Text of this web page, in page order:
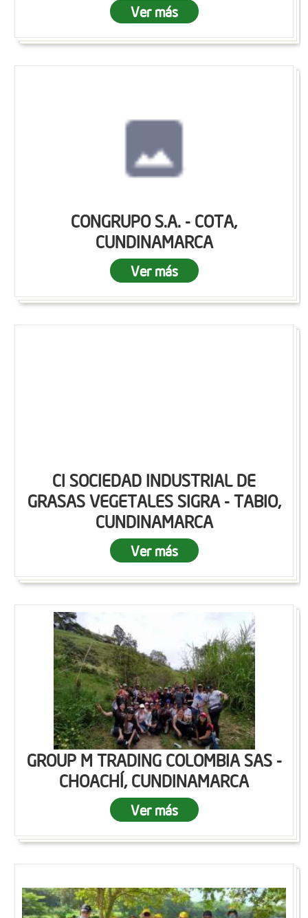
Ver más
CONGRUPO S.A. - COTA,
CUNDINAMARCA
Ver más
CI SOCIEDAD INDUSTRIAL DE
GRASAS VEGETALES SIGRA - TABIO,
CUNDINAMARCA
Ver más
GROUP M TRADING COLOMBIA SAS -
CHOACHÍ, CUNDINAMARCA
Ver más